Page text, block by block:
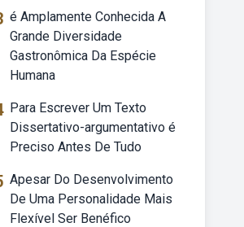
é Amplamente Conhecida A
Grande Diversidade
Gastronômica Da Espécie
Humana
Para Escrever Um Texto
Dissertativo-argumentativo é
Preciso Antes De Tudo
Apesar Do Desenvolvimento
De Uma Personalidade Mais
Flexível Ser Benéfico